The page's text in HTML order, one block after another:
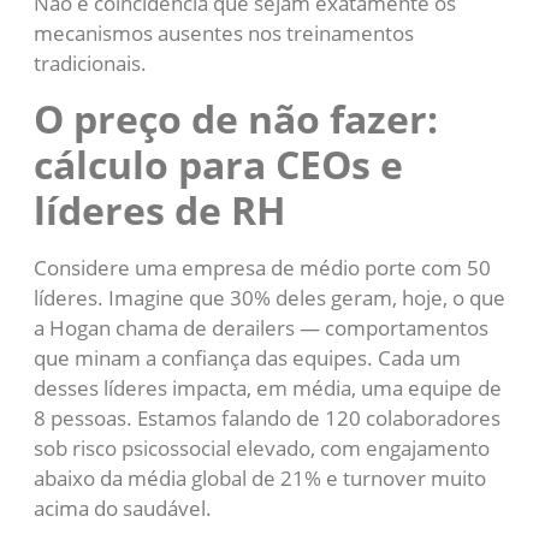
mecanismos ausentes nos treinamentos
tradicionais.
O preço de não fazer:
cálculo para CEOs e
líderes de RH
Considere uma empresa de médio porte com 50
líderes. Imagine que 30% deles geram, hoje, o que
a Hogan chama de derailers — comportamentos
que minam a confiança das equipes. Cada um
desses líderes impacta, em média, uma equipe de
8 pessoas. Estamos falando de 120 colaboradores
sob risco psicossocial elevado, com engajamento
abaixo da média global de 21% e turnover muito
acima do saudável.